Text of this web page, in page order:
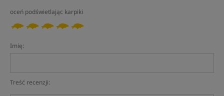
oceń podświetlając karpiki
Imię:
Treść recenzji: